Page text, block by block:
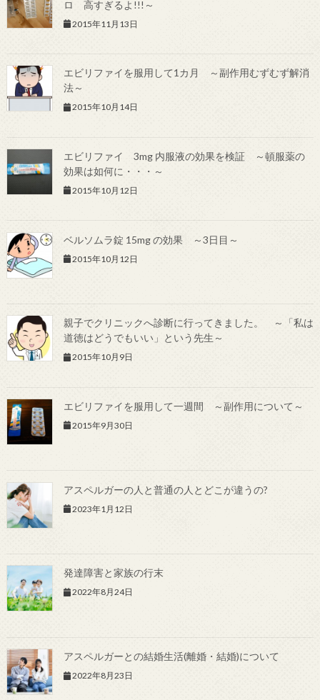
ロ 高すぎるよ!!!～
2015年11月13日
エビリファイを服用して1カ月 ～副作用むずむず解消
法～
2015年10月14日
エビリファイ 3mg 内服液の効果を検証 ～頓服薬の
効果は如何に・・・～
2015年10月12日
ベルソムラ錠 15mg の効果 ～3日目～
2015年10月12日
親子でクリニックへ診断に行ってきました。 ～「私は
道徳はどうでもいい」という先生～
2015年10月9日
エビリファイを服用して一週間 ～副作用について～
2015年9月30日
アスペルガーの人と普通の人とどこが違うの?
2023年1月12日
発達障害と家族の行末
2022年8月24日
アスペルガーとの結婚生活(離婚・結婚)について
2022年8月23日